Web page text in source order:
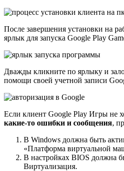
После завершения установки на
ярлык для запуска Google Play
Дважды кликните по ярлыку и
помощи своей учетной записи
Если клиент Google Play Игры не
какие-то ошибки и сообщения,
В Windows должна быть
«Платформа виртуальной
В настройках BIOS должна
Виртуализация.